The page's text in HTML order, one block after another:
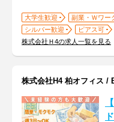
大学生歓迎 副業・Ｗワー
シルバー歓迎
ピアス可
株式会社Ｈ4の求人一覧を見る
株式会社H4 柏オフィ